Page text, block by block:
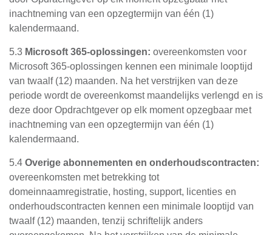
inachtneming van een opzegtermijn van één (1)
kalendermaand.
5.3 Microsoft 365-oplossingen: overeenkomsten voor
Microsoft 365-oplossingen kennen een minimale looptijd
van twaalf (12) maanden. Na het verstrijken van deze
periode wordt de overeenkomst maandelijks verlengd en is
deze door Opdrachtgever op elk moment opzegbaar met
inachtneming van een opzegtermijn van één (1)
kalendermaand.
5.4Overige abonnementen en onderhoudscontracten:
overeenkomsten met betrekking tot
domeinnaamregistratie, hosting, support, licenties en
onderhoudscontracten kennen een minimale looptijd van
twaalf (12) maanden, tenzij schriftelijk anders